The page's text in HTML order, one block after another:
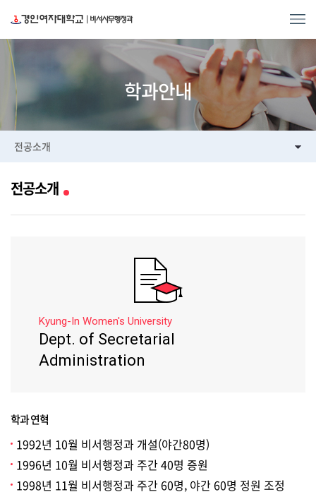
학과안내
전공소개
전공소개
Kyung-In Women's University
Dept. of Secretarial
Administration
학과 연혁
1992년 10월 비서행정과 개설(야간80명)
1996년 10월 비서행정과 주간 40명 증원
1998년 11월 비서행정과 주간 60명, 야간 60명 정원 조정